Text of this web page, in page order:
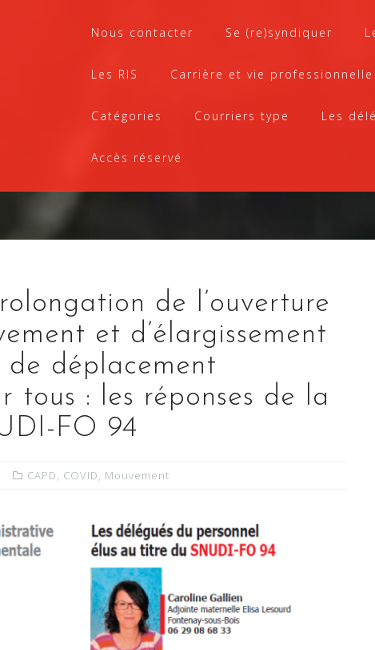
Nous contacter Se (re)syndiquer
Les RIS Carrière et vie professionnelle
Catégories Courriers type Les
Accès réservé
de l’ouverture
et d’élargissement
déplacement
tous : les réponses de la
FO 94
CAPD, COVID, Mouvement